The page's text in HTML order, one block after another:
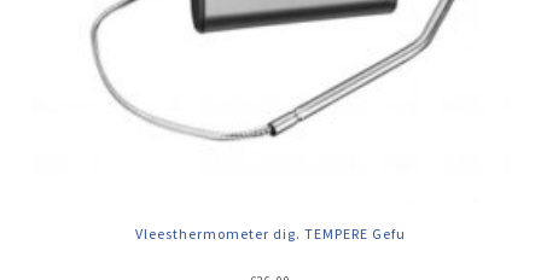
Vleesthermometer dig. TEMPERE Gefu